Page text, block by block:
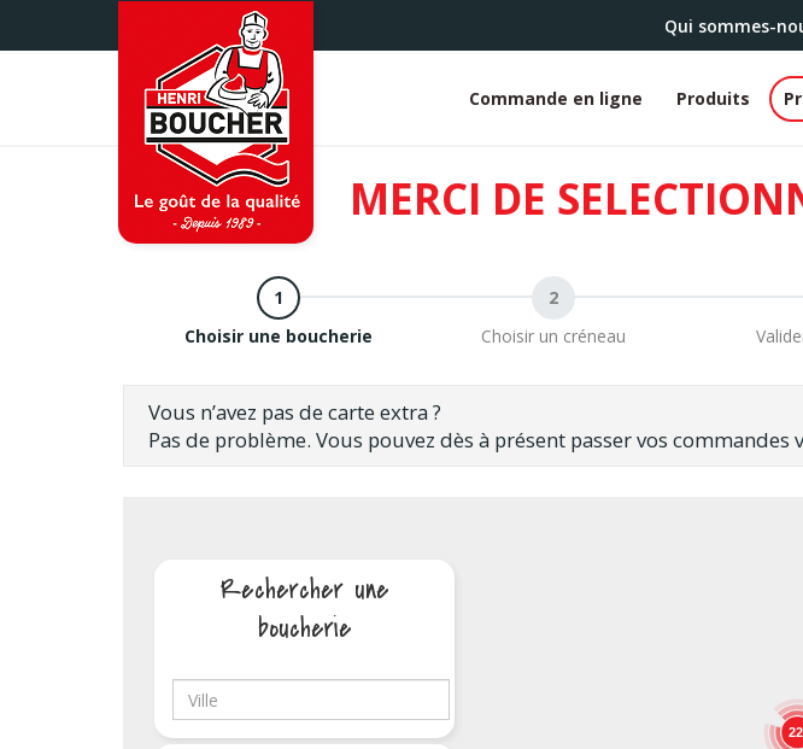
Qui sommes-
White
Commande en ligne Produits
MERCI DE
Rechercher une
boucherie
Choisir une boucherie Choisir un créneau
Vous n’avez pas de carte extra ?
Pas de problème. Vous pouvez dès à présent passer vos
22